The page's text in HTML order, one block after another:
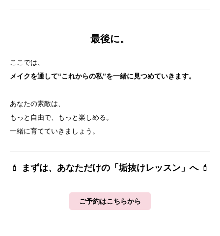
最後に。
ここでは、
メイクを通して“これからの私”を一緒に見つめていきます。
あなたの素敵は、
もっと自由で、もっと楽しめる。
一緒に育てていきましょう。
💄 まずは、あなただけの「垢抜けレッスン」へ💄
ご予約はこちらから